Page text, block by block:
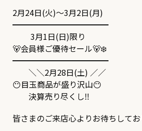
2月24日(火)～3月2日(月)
━━━━━━━━━━━━
3月1日(日)限り
🐻会員様ご優待セール🐻‍❄️
━━━━━━━━━━━━
＼＼2月28日(土) ／／
😶目玉商品が盛り沢山😶
決算売り尽くし‼️
皆さまのご来店心よりお待ちして